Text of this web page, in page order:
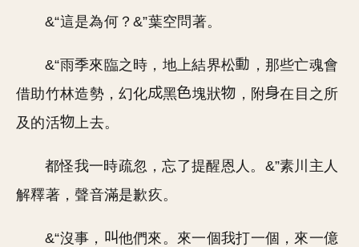
&“這是為何？&”葉空問著。
&“雨季來臨之時，地上結界松
，那些亡魂會
借助竹林造勢，幻化
黑 塊狀 ，附
在目之所
及的活
上去。
都怪我一時疏忽，忘了提醒恩人。&”素川主人
解釋著，聲音滿是歉疚。
&“沒事，
他們來。來一個我打一個，來一億